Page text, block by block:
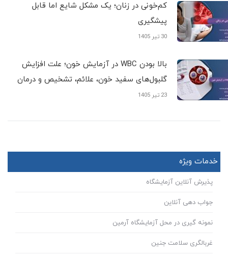
کم‌خونی در زنان؛ یک مشکل شایع اما قابل
پیشگیری
30 تیر 1405
بالا بودن WBC در آزمایش خون؛ علت افزایش
گلبول‌های سفید خون، علائم، تشخیص و درمان
23 تیر 1405
خدمات ویژه
پذیرش آنلاین آزمایشگاه
جواب دهی آنلاین
نمونه گیری در محل آزمایشگاه آرمین
غربالگری سلامت جنین